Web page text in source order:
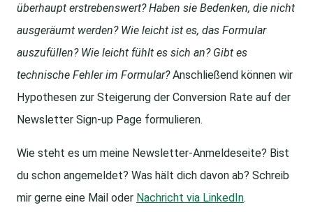
überhaupt erstrebenswert? Haben sie Bedenken, die nicht
ausgeräumt werden? Wie leicht ist es, das Formular
auszufüllen? Wie leicht fühlt es sich an? Gibt es
technische Fehler im Formular?Anschließend können wir
Hypothesen zur Steigerung der Conversion Rate auf der
Newsletter Sign-up Page formulieren.
Wie steht es um meine Newsletter-Anmeldeseite? Bist
du schon angemeldet? Was hält dich davon ab? Schreib
mir gerne eine Mail oder Nachricht via LinkedIn.